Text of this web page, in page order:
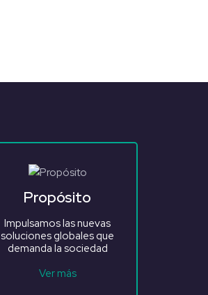
Propósito
Impulsamos las nuevas
soluciones globales que
demanda la sociedad
Ver más